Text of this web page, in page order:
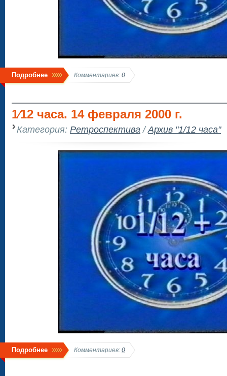
Подробнее Комментариев: 0
1⁄12 часа. 14 февраля 2000 г.
Категория: Ретроспектива /Архив "1/12 часа"
Подробнее Комментариев: 0